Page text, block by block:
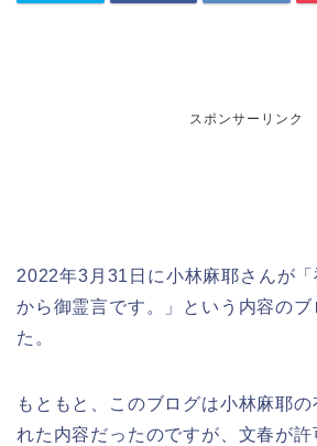
スポンサーリンク
2022年3月31日に小林麻耶さんが
から御霊言です。」という内容のブ
た。
もともと、このブログは小林麻耶
れた内容だったのですが、文春が許